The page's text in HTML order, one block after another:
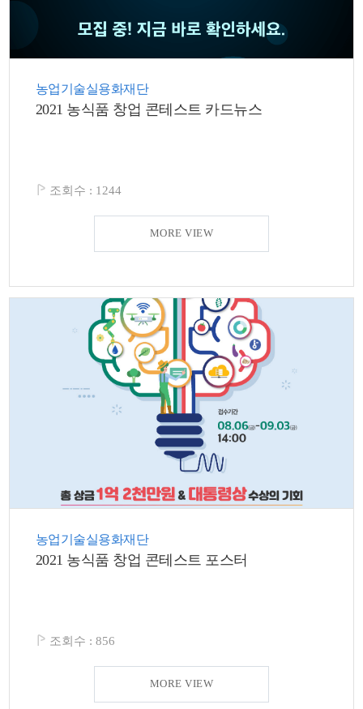
농업기술실용화재단
2021 농식품 창업 콘테스트 카드뉴스
조회수 : 1244
MORE VIEW
농업기술실용화재단
2021 농식품 창업 콘테스트 포스터
조회수 : 856
MORE VIEW